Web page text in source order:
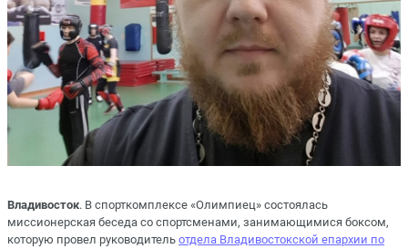
Владивосток. В спорткомплексе «Олимпиец» состоялась
миссионерская беседа со спортсменами, занимающимися боксом,
которую провел руководитель отдела Владивостокской епархии по